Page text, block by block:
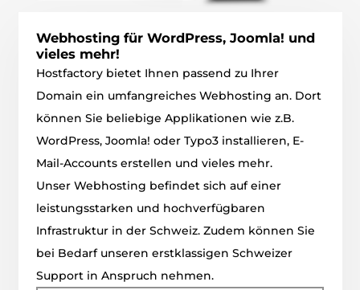
Webhosting für WordPress, Joomla! und
vieles mehr!
Hostfactory bietet Ihnen passend zu Ihrer
Domain ein umfangreiches Webhosting an. Dort
können Sie beliebige Applikationen wie z.B.
WordPress, Joomla! oder Typo3 installieren, E-
Mail-Accounts erstellen und vieles mehr.
Unser Webhosting befindet sich auf einer
leistungsstarken und hochverfügbaren
Infrastruktur in der Schweiz. Zudem können Sie
bei Bedarf unseren erstklassigen Schweizer
Support in Anspruch nehmen.